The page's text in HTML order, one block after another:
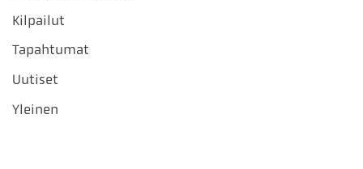
Kilpailut
Tapahtumat
Uutiset
Yleinen